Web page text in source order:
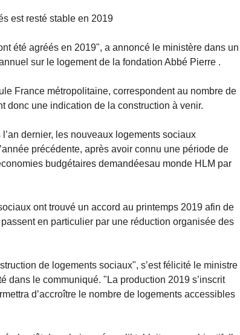
est resté stable en 2019
été agréés en 2019", a annoncé le ministère dans un
sur le logement de la fondation Abbé Pierre .
France métropolitaine, correspondent au nombre de
donc une indication de la construction à venir.
dernier, les nouveaux logements sociaux
précédente, après avoir connu une période de
budgétaires demandéesau monde HLM par
ont trouvé un accord au printemps 2019 afin de
en particulier par une réduction organisée des
de logements sociaux", s’est félicité le ministre
dans le communiqué. "La production 2019 s’inscrit
d’accroître le nombre de logements accessibles